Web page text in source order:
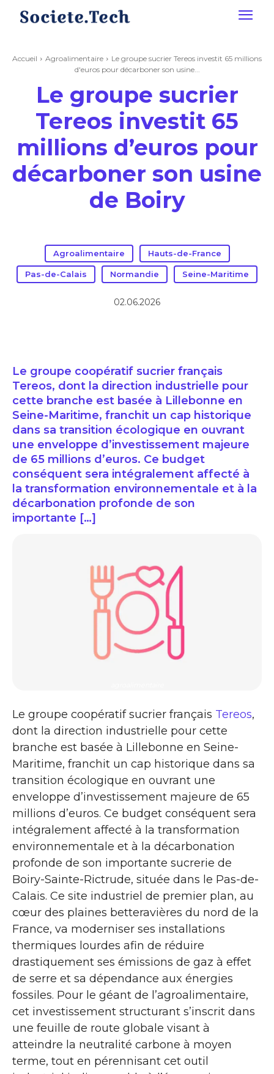
Accueil Agroalimentaire
Le groupe sucrier Tereos investit 65 millions
d'euros pour décarboner son usine...
Le groupe sucrier
Tereos investit 65
millions d’euros pour
décarboner son usine
de Boiry
Agroalimentaire Hauts-de-France
Pas-de-Calais Normandie Seine-Maritime
02.06.2026
Le groupe coopératif sucrier français
Tereos, dont la direction industrielle pour
cette branche est basée à Lillebonne en
Seine-Maritime, franchit un cap historique
dans sa transition écologique en ouvrant
une enveloppe d’investissement majeure
de 65 millions d’euros. Ce budget
conséquent sera intégralement affecté à
la transformation environnementale et à la
décarbonation profonde de son
importante […]
Le groupe coopératif sucrier français Tereos,
dont la direction industrielle pour cette
branche est basée à Lillebonne en Seine-
Maritime, franchit un cap historique dans sa
transition écologique en ouvrant une
enveloppe d’investissement majeure de 65
millions d’euros. Ce budget conséquent sera
intégralement affecté à la transformation
environnementale et à la décarbonation
profonde de son importante sucrerie de
Boiry-Sainte-Rictrude, située dans le Pas-de-
Calais. Ce site industriel de premier plan, au
cœur des plaines betteravières du nord de la
France, va moderniser ses installations
thermiques lourdes afin de réduire
drastiquement ses émissions de gaz à effet
de serre et sa dépendance aux énergies
fossiles. Pour le géant de l’agroalimentaire,
cet investissement structurant s’inscrit dans
une feuille de route globale visant à
atteindre la neutralité carbone à moyen
terme, tout en pérennisant cet outil